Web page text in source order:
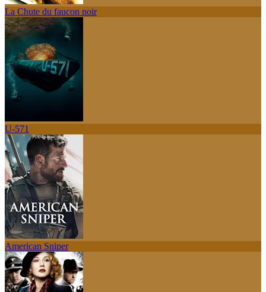
La Chute du faucon noir
U-571
American Sniper